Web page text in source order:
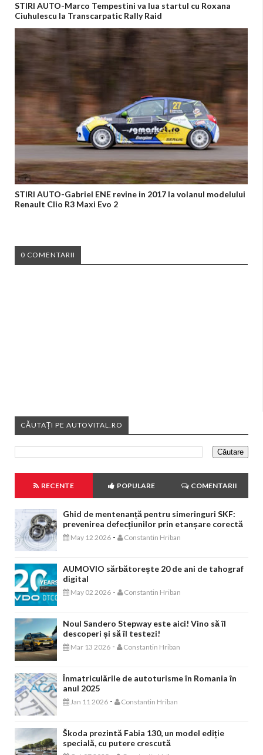
STIRI AUTO-Marco Tempestini va lua startul cu Roxana
Ciuhulescu la Transcarpatic Rally Raid
STIRI AUTO-Gabriel ENE revine in 2017 la volanul modelului
Renault Clio R3 Maxi Evo 2
0 COMENTARII
CĂUTAȚI PE AUTOVITAL.RO
RECENTE POPULARE COMENTARII
Ghid de mentenanță pentru simeringuri SKF:
prevenirea defecțiunilor prin etanșare corectă
May 12 2026 - Constantin Hriban
AUMOVIO sărbătorește 20 de ani de tahograf
digital
May 02 2026 - Constantin Hriban
Noul Sandero Stepway este aici! Vino să îl
descoperi și să îl testezi!
Mar 13 2026 - Constantin Hriban
Înmatriculările de autoturisme în Romania în
anul 2025
Jan 11 2026 - Constantin Hriban
Škoda prezintă Fabia 130, un model ediție
specială, cu putere crescută